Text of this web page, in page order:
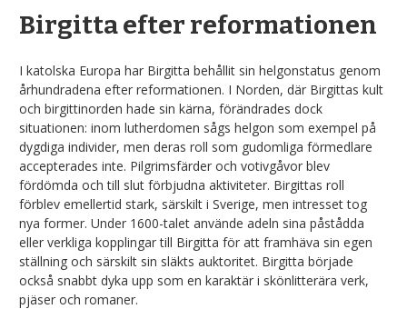
Birgitta efter reformationen
I katolska Europa har Birgitta behållit sin helgonstatus genom
århundradena efter reformationen. I Norden, där Birgittas kult
och birgittinorden hade sin kärna, förändrades dock
situationen: inom lutherdomen sågs helgon som exempel på
dygdiga individer, men deras roll som gudomliga förmedlare
accepterades inte. Pilgrimsfärder och votivgåvor blev
fördömda och till slut förbjudna aktiviteter. Birgittas roll
förblev emellertid stark, särskilt i Sverige, men intresset tog
nya former. Under 1600-talet använde adeln sina påstådda
eller verkliga kopplingar till Birgitta för att framhäva sin egen
ställning och särskilt sin släkts auktoritet. Birgitta började
också snabbt dyka upp som en karaktär i skönlitterära verk,
pjäser och romaner.